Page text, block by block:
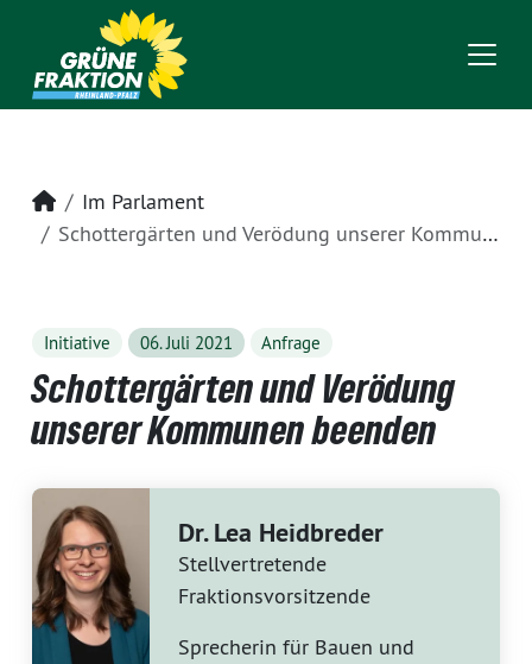
Startseite
Im Parlament
Schottergärten und Verödung unserer Kommunen beenden
Initiative 06. Juli 2021 Anfrage
Schottergärten und Verödung
unserer Kommunen beenden
Dr. Lea Heidbreder
Stellvertretende
Fraktionsvorsitzende
Sprecherin für Bauen und